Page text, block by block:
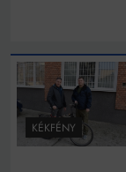
KÉKFÉNY